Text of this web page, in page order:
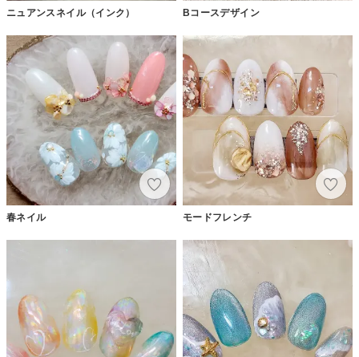
ニュアンスネイル（インク） Bコースデザイン
春ネイル モードフレンチ